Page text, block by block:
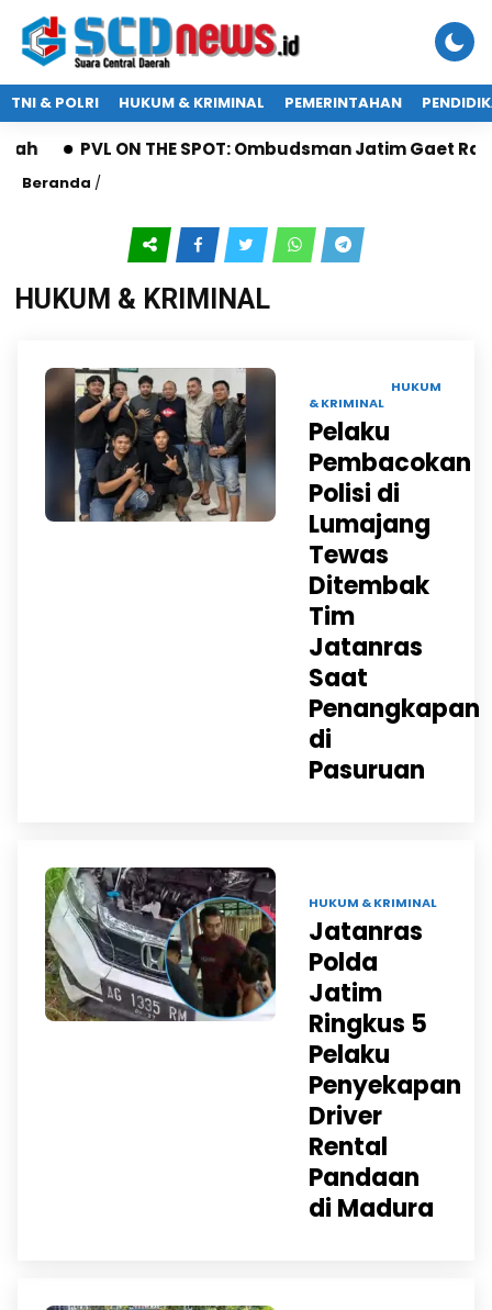
TNI & POLRI HUKUM & KRIMINAL PEMERINTAHAN
PVL ON THE SPOT: Ombudsman Jatim Gaet Radio
Beranda /
HUKUM & KRIMINAL
HUKUM
& KRIMINAL
Pelaku
Pembacokan
Polisi di
Lumajang
Tewas
Ditembak
Tim
Jatanras
Saat
Penangkapan
di
Pasuruan
HUKUM & KRIMINAL
Jatanras
Polda
Jatim
Ringkus 5
Pelaku
Penyekapan
Driver
Rental
Pandaan
di Madura